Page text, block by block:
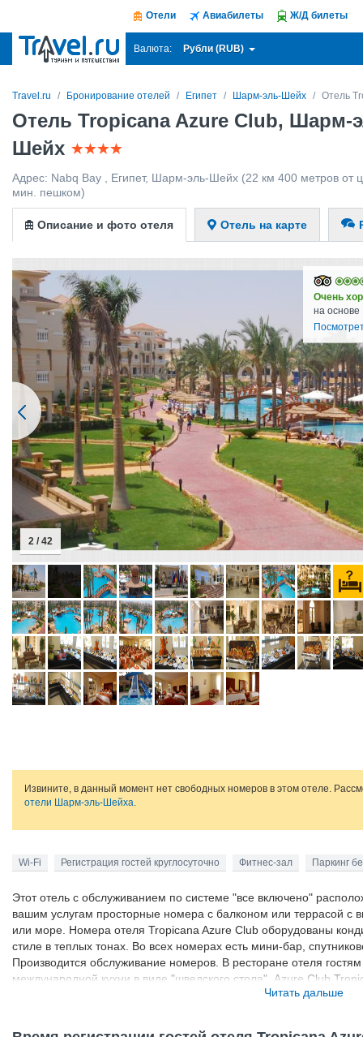
Отели Авиабилеты Ж/Д билеты
Валюта: Рубли (RUB)
Travel.ru Бронирование отелей Египет Шарм-эль-Шейх Отель
Отель Tropicana Azure Club, Шарм-
Шейх
Адрес: Nabq Bay Египет, Шарм-эль-Шейх (22 км 400 метров от
мин. пешком)
Описание и фото отеля Отель на карте
Очень
на основе
2 / 42
Извините, в данный момент нет свободных номеров в этом отеле.
отели Шарм-эль-Шейха.
Wi-Fi Регистрация гостей круглосуточно Фитнес-зал Паркинг
Этот отель с обслуживанием по системе "все включено"
вашим услугам просторные номера с балконом или террасой с
или море. Номера отеля Tropicana Azure Club оборудованы
стиле в теплых тонах. Во всех номерах есть мини-бар,
Производится обслуживание номеров. В ресторане отеля
международной кухни в виде "шведского стола". Azure Club
итальянским ресторанами с обслуживанием по меню. Большой
Читать дальше